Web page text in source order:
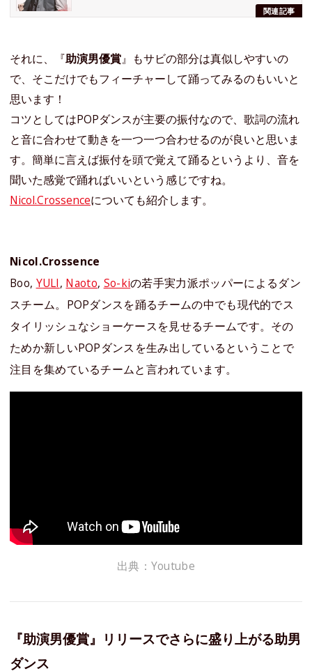
関連記事
それに、『助演男優賞』もサビの部分は真似しやすいの
で、そこだけでもフィーチャーして踊ってみるのもいいと
思います！
コツとしてはPOPダンスが主要の振付なので、歌詞の流れ
と音に合わせて動きを一つ一つ合わせるのが良いと思いま
す。簡単に言えば振付を頭で覚えて踊るというより、音を
聞いた感覚で踊ればいいという感じですね。
Nicol.Crossenceについても紹介します。
Nicol.Crossence
Boo, YULI, Naoto, So-kiの若手実力派ポッパーによるダン
スチーム。POPダンスを踊るチームの中でも現代的でス
タイリッシュなショーケースを見せるチームです。その
ためか新しいPOPダンスを生み出しているということで
注目を集めているチームと言われています。
出典：Youtube
『助演男優賞』リリースでさらに盛り上がる助男
ダンス